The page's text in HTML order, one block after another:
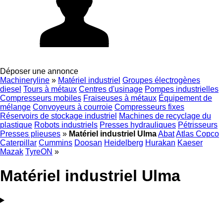
Déposer une annonce
Machineryline » Matériel industriel Groupes électrogènes
diesel Tours à métaux Centres d'usinage Pompes industrielles
Compresseurs mobiles Fraiseuses à métaux Équipement de
mélange Convoyeurs à courroie Compresseurs fixes
Réservoirs de stockage industriel Machines de recyclage du
plastique Robots industriels Presses hydrauliques Pétrisseurs
Presses plieuses » Matériel industriel UlmaAbatAtlas Copco
Caterpillar Cummins Doosan Heidelberg Hurakan Kaeser
Mazak TyreON »
Matériel industriel Ulma